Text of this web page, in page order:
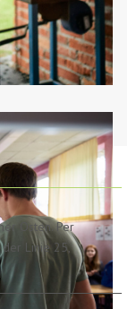
Osten. Per
Linie 25,